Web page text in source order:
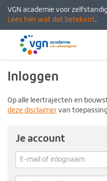
VGN academie voor
Lees hier wat dat betekent.
Menu
Inloggen
Op alle leertrajecten en
deze disclaimer van
Je account
E-
mail
of